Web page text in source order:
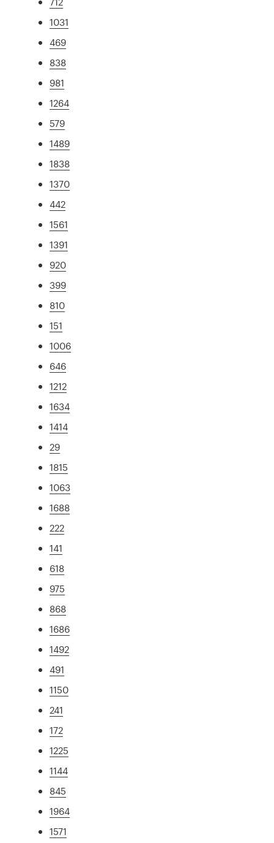
1031
469
838
981
1264
579
1489
1838
1370
442
1561
1391
920
399
810
151
1006
646
1212
1634
1414
29
1815
1063
1688
222
141
618
975
868
1686
1492
491
1150
241
172
1225
1144
845
1964
1571